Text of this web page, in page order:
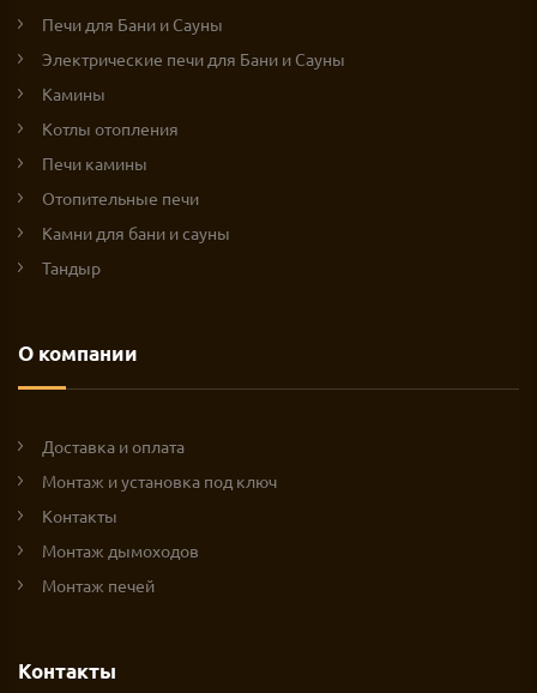
Печи для Бани и Сауны
Электрические печи для Бани и Сауны
Камины
Котлы отопления
Печи камины
Отопительные печи
Камни для бани и сауны
Тандыр
О компании
Доставка и оплата
Монтаж и установка под ключ
Контакты
Монтаж дымоходов
Монтаж печей
Контакты